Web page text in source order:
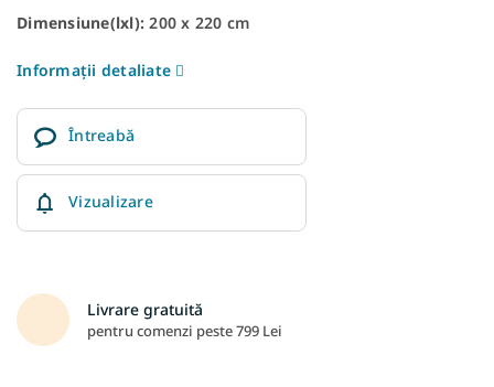
Dimensiune(lxl): 200 x 220 cm
Informaţii detaliate
Întreabă
Vizualizare
Livrare gratuită
pentru comenzi peste 799 Lei